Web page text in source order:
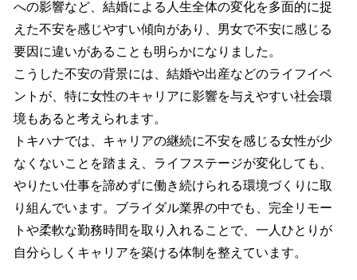
への影響など、結婚による人生全体の変化を多面的に捉
えた不安を感じやすい傾向があり、男女で不安に感じる
要因に違いがあることも明らかになりました。
こうした不安の背景には、結婚や出産などのライフイベ
ントが、特に女性のキャリアに影響を与えやすい社会環
境もあると考えられます。
トキハナでは、キャリアの継続に不安を感じる女性が少
なくないことを踏まえ、ライフステージが変化しても、
やりたい仕事を諦めずに働き続けられる環境づくりに取
り組んでいます。ブライダル業界の中でも、完全リモー
トや柔軟な勤務時間を取り入れることで、一人ひとりが
自分らしくキャリアを築ける体制を整えています。